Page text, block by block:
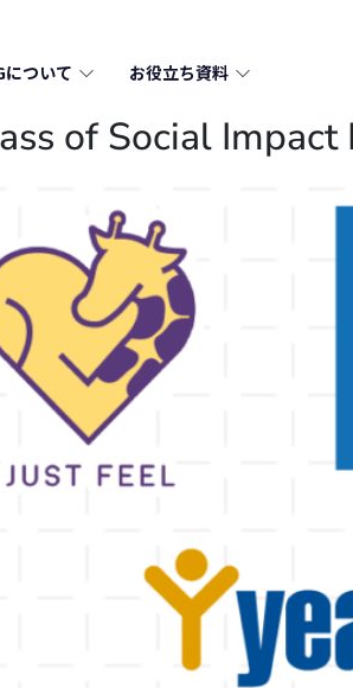
について お役立ち資料
of Social